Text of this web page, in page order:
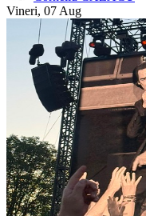
Vineri, 07 Aug